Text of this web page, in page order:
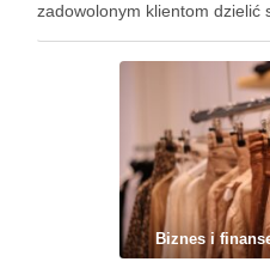
zadowolonym klientom dzielić
marketingu, niezbędne jest
Biznes i